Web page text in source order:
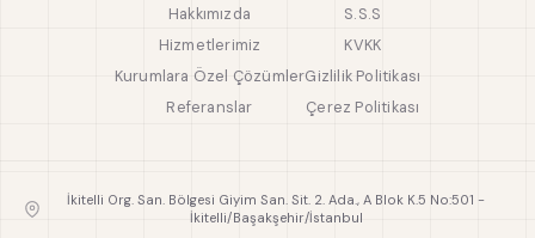
Hakkımızda
Hizmetlerimiz
Kurumlara Özel Çözümler
Referanslar
S.S.S
KVKK
Gizlilik Politikası
Çerez Politikası
İkitelli Org. San. Bölgesi Giyim San. Sit. 2. Ada., A Blok K.5 No:501 -
İkitelli/Başakşehir/İstanbul